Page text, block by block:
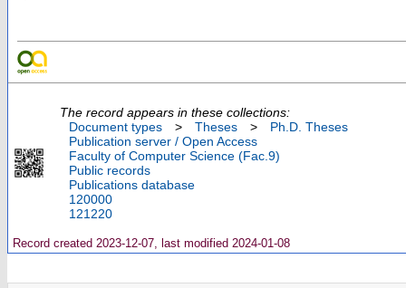
The record appears in these collections:
Document types
> Theses >
Ph.D. Theses
Publication server / Open Access
Faculty of Computer Science (Fac.9)
Public records
Publications database
120000
121220
Record created 2023-12-07, last modified 2024-01-08